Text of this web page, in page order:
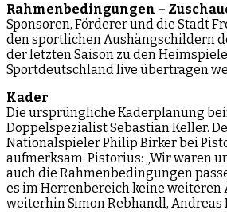
Rahmenbedingungen –
Sponsoren, Förderer und die Stadt
den sportlichen Aushängschildern
der letzten Saison zu den
Sportdeutschland live übertragen
Kader
Die ursprüngliche Kaderplanung
Doppelspezialist Sebastian Keller.
Nationalspieler Philip Birker bei
aufmerksam. Pistorius: „Wir waren
auch die Rahmenbedingungen
es im Herrenbereich keine weiteren
weiterhin Simon Rebhandl,